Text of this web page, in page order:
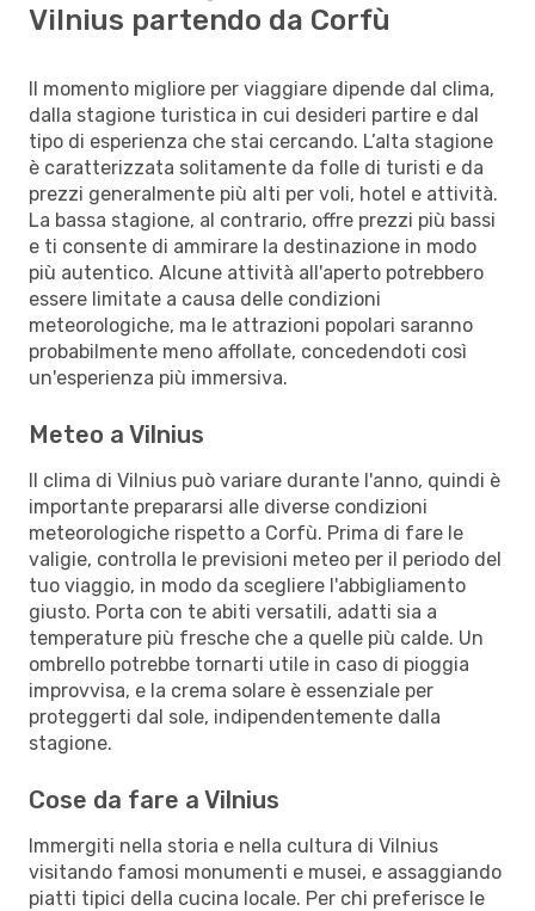
Vilnius partendo da Corfù
Il momento migliore per viaggiare dipende dal clima,
dalla stagione turistica in cui desideri partire e dal
tipo di esperienza che stai cercando. L’alta stagione
è caratterizzata solitamente da folle di turisti e da
prezzi generalmente più alti per voli, hotel e attività.
La bassa stagione, al contrario, offre prezzi più bassi
e ti consente di ammirare la destinazione in modo
più autentico. Alcune attività all'aperto potrebbero
essere limitate a causa delle condizioni
meteorologiche, ma le attrazioni popolari saranno
probabilmente meno affollate, concedendoti così
un'esperienza più immersiva.
Meteo a Vilnius
Il clima di Vilnius può variare durante l'anno, quindi è
importante prepararsi alle diverse condizioni
meteorologiche rispetto a Corfù. Prima di fare le
valigie, controlla le previsioni meteo per il periodo del
tuo viaggio, in modo da scegliere l'abbigliamento
giusto. Porta con te abiti versatili, adatti sia a
temperature più fresche che a quelle più calde. Un
ombrello potrebbe tornarti utile in caso di pioggia
improvvisa, e la crema solare è essenziale per
proteggerti dal sole, indipendentemente dalla
stagione.
Cose da fare a Vilnius
Immergiti nella storia e nella cultura di Vilnius
visitando famosi monumenti e musei, e assaggiando
piatti tipici della cucina locale. Per chi preferisce le